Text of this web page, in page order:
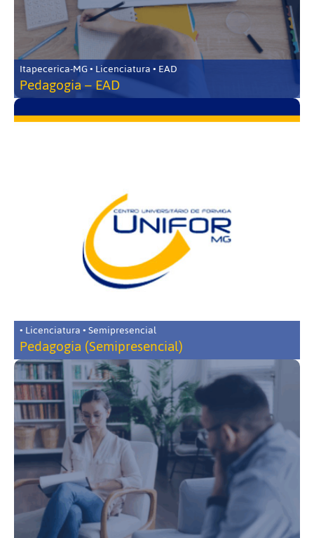
Itapecerica-MG • Licenciatura • EAD
Pedagogia – EAD
• Licenciatura • Semipresencial
Pedagogia (Semipresencial)